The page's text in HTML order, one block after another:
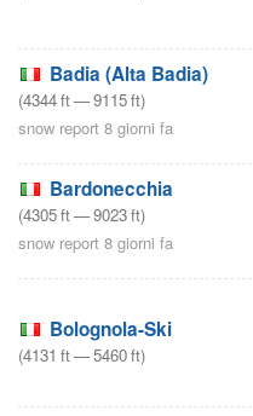
Badia (Alta Badia)
(4344ft—9115ft)
snow report 8 giorni fa
Bardonecchia
(4305ft—9023ft)
snow report 8 giorni fa
Bolognola-Ski
(4131 ft—5460ft)